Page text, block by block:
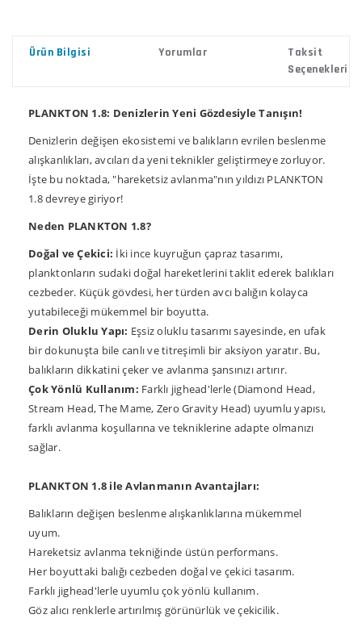
Ürün Bilgisi Yorumlar
Taksit
Seçenekleri
PLANKTON 1.8: Denizlerin Yeni Gözdesiyle Tanışın!
Denizlerin değişen ekosistemi ve balıkların evrilen beslenme
alışkanlıkları, avcıları da yeni teknikler geliştirmeye zorluyor.
İşte bu noktada, "hareketsiz avlanma"nın yıldızı PLANKTON
1.8 devreye giriyor!
Neden PLANKTON 1.8?
Doğal ve Çekici: İki ince kuyruğun çapraz tasarımı,
planktonların sudaki doğal hareketlerini taklit ederek balıkları
cezbeder. Küçük gövdesi, her türden avcı balığın kolayca
yutabileceği mükemmel bir boyutta.
Derin Oluklu Yapı: Eşsiz oluklu tasarımı sayesinde, en ufak
bir dokunuşta bile canlı ve titreşimli bir aksiyon yaratır. Bu,
balıkların dikkatini çeker ve avlanma şansınızı artırır.
Çok Yönlü Kullanım: Farklı jighead'lerle (Diamond Head,
Stream Head, The Mame, Zero Gravity Head) uyumlu yapısı,
farklı avlanma koşullarına ve tekniklerine adapte olmanızı
sağlar.
PLANKTON 1.8 ile Avlanmanın Avantajları:
Balıkların değişen beslenme alışkanlıklarına mükemmel
uyum.
Hareketsiz avlanma tekniğinde üstün performans.
Her boyuttaki balığı cezbeden doğal ve çekici tasarım.
Farklı jighead'lerle uyumlu çok yönlü kullanım.
Göz alıcı renklerle artırılmış görünürlük ve çekicilik.